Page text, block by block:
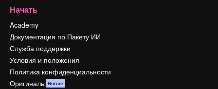
Начать
Academy
Документация по Пакету ИИ
Служба поддержки
Условия и положения
Политика конфиденциальности
Оригиналы Новое